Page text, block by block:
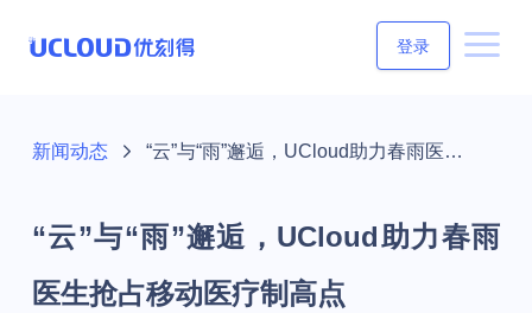
登录
新闻动态 “云”与“雨”邂逅，UCloud助力春雨医生抢占移动医疗制高点
“云”与“雨”邂逅，UCloud助力春雨
医生抢占移动医疗制高点